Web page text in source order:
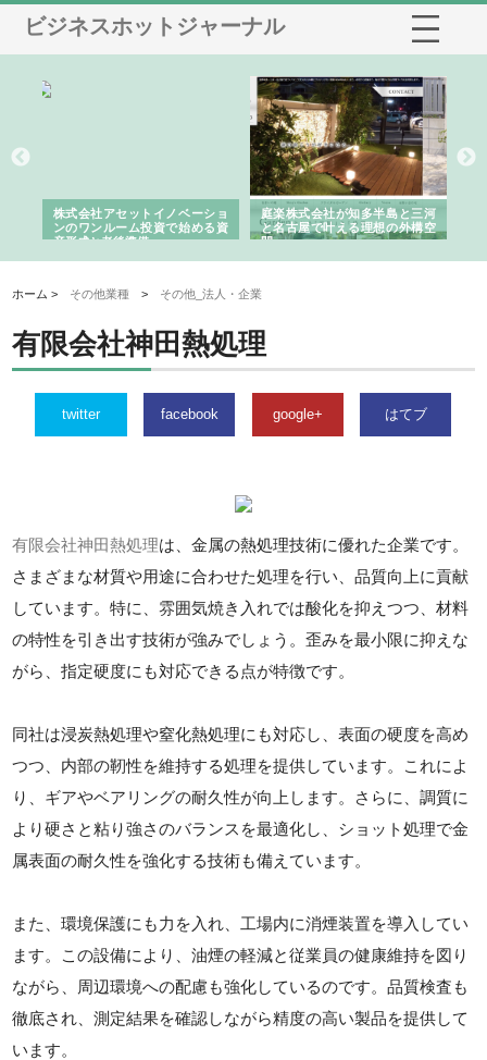
ビジネスホットジャーナル
株式会社アセットイノベーショ
ンのワンルーム投資で始める資
産形成と老後準備
庭楽株式会社が知多半島と三河
と名古屋で叶える理想の外構空
間
ホーム > その他業種 > その他_法人・企業
有限会社神田熱処理
twitter facebook google+ はてブ
有限会社神田熱処理は、金属の熱処理技術に優れた企業です。
さまざまな材質や用途に合わせた処理を行い、品質向上に貢献
しています。特に、雰囲気焼き入れでは酸化を抑えつつ、材料
の特性を引き出す技術が強みでしょう。歪みを最小限に抑えな
がら、指定硬度にも対応できる点が特徴です。
同社は浸炭熱処理や窒化熱処理にも対応し、表面の硬度を高め
つつ、内部の靭性を維持する処理を提供しています。これによ
り、ギアやベアリングの耐久性が向上します。さらに、調質に
より硬さと粘り強さのバランスを最適化し、ショット処理で金
属表面の耐久性を強化する技術も備えています。
また、環境保護にも力を入れ、工場内に消煙装置を導入してい
ます。この設備により、油煙の軽減と従業員の健康維持を図り
ながら、周辺環境への配慮も強化しているのです。品質検査も
徹底され、測定結果を確認しながら精度の高い製品を提供して
います。